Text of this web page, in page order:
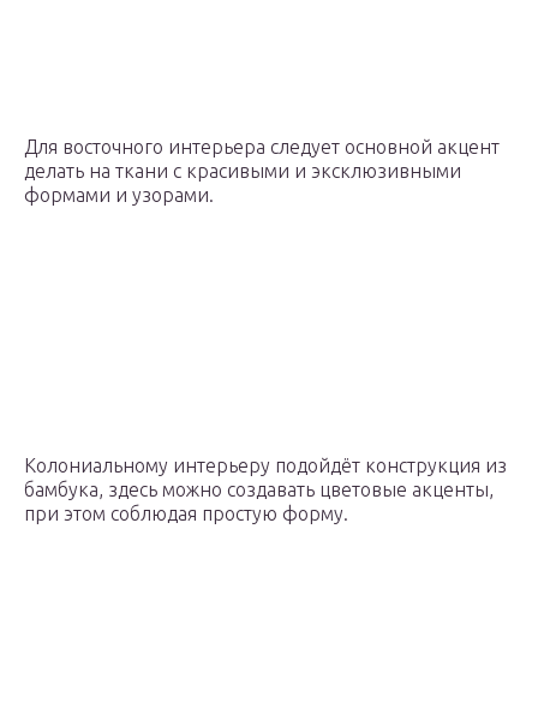
Для восточного интерьера следует основной акцент
делать на ткани с красивыми и эксклюзивными
формами и узорами.
Колониальному интерьеру подойдёт конструкция из
бамбука, здесь можно создавать цветовые акценты,
при этом соблюдая простую форму.